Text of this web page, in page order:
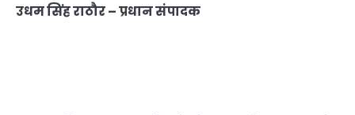
उधम सिंह राठौर – प्रधान संपादक